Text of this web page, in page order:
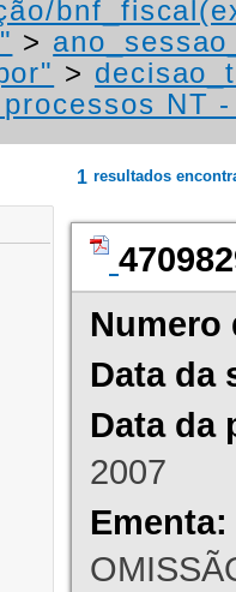
>
>
NT
1 resultados
Numero
Data da
Data da
2007
Ementa: